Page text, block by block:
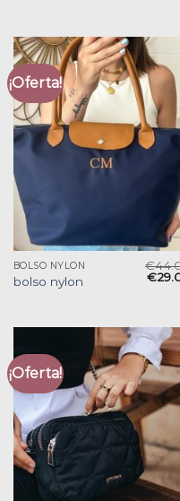
¡Oferta!
BOLSO NYLON
bolso nylon
€
€
¡Oferta!